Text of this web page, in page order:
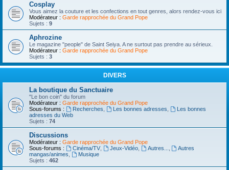
Cosplay
Vous aimez la couture et les confections en tout genres, alors rendez-vous ici
Modérateur : Garde rapprochée du Grand Pope
Sujets : 9
Aphrozine
Le magazine "people" de Saint Seiya. A ne surtout pas prendre au sérieux.
Modérateur : Garde rapprochée du Grand Pope
Sujets : 3
DIVERS
La boutique du Sanctuaire
"Le bon coin" du forum
Modérateur : Garde rapprochée du Grand Pope
Sous-forums :
Recherches Les bonnes adresses
Les bonnes
adresses du Web
Sujets : 74
Discussions
Modérateur : Garde rapprochée du Grand Pope
Sous-forums :
Cinéma/TV, Jeux-Vidéo, Autres...
Autres
mangas/animes
Musique
Sujets : 462